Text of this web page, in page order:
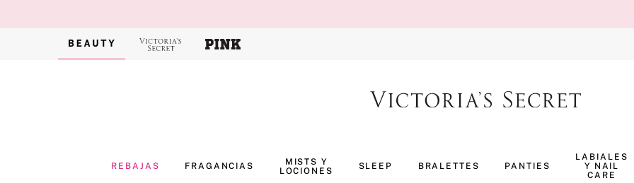
REBAJAS FRAGANCIAS
MISTS Y
LOCIONES
SLEEP BRALETTES PANTIES
LABIALES
Y NAIL
CARE